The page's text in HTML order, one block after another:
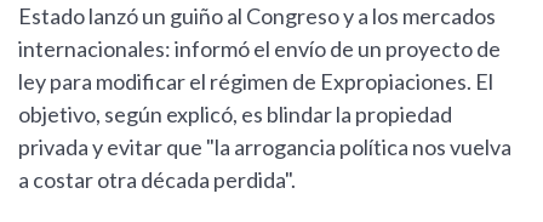
Estado lanzó un guiño al Congreso y a los mercados
internacionales: informó el envío de un proyecto de
ley para modificar el régimen de Expropiaciones. El
objetivo, según explicó, es blindar la propiedad
privada y evitar que "la arrogancia política nos vuelva
a costar otra década perdida".